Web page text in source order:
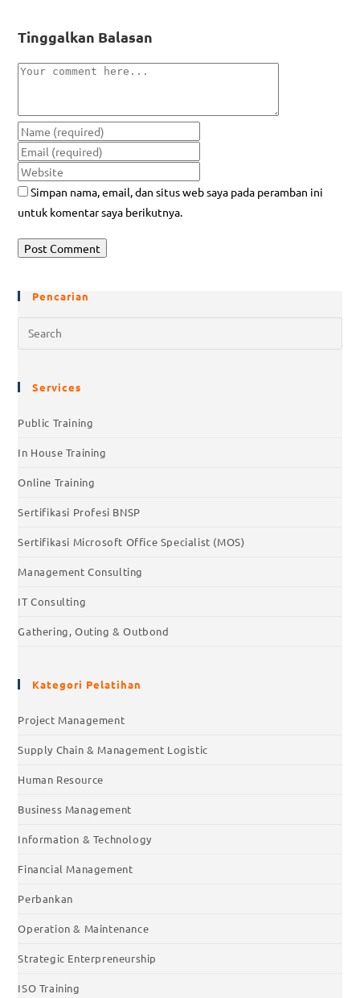
Tinggalkan Balasan
Simpan nama, email, dan situs web saya pada peramban ini
untuk komentar saya berikutnya.
Pencarian
Services
Public Training
In House Training
Online Training
Sertifikasi Profesi BNSP
Sertifikasi Microsoft Office Specialist (MOS)
Management Consulting
IT Consulting
Gathering, Outing & Outbond
Kategori Pelatihan
Project Management
Supply Chain & Management Logistic
Human Resource
Business Management
Information & Technology
Financial Management
Perbankan
Operation & Maintenance
Strategic Enterpreneurship
ISO Training